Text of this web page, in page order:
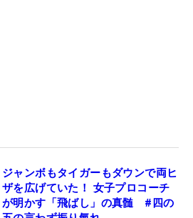
ジャンボもタイガーもダウンで両ヒ
ザを広げていた！ 女子プロコーチ
が明かす「飛ばし」の真髄 #四の